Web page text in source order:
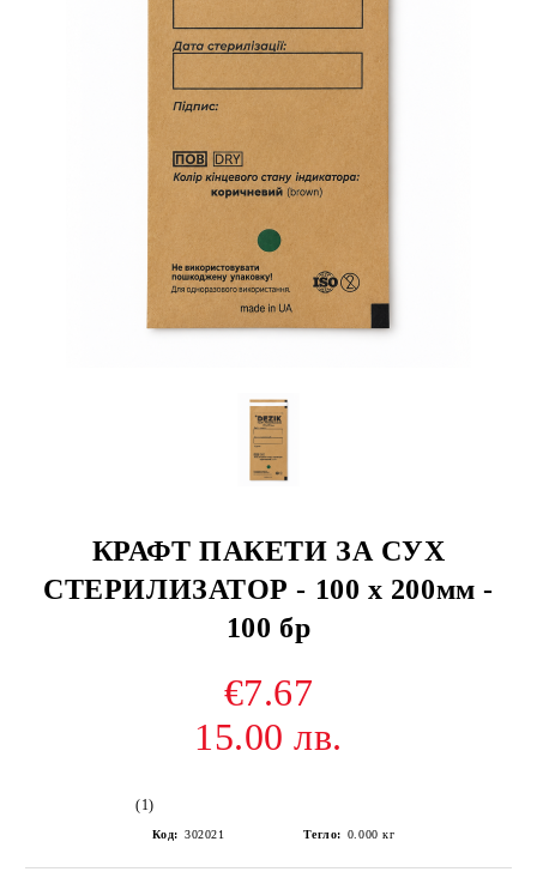
КРАФТ ПАКЕТИ ЗА СУХ
СТЕРИЛИЗАТОР - 100 х 200мм -
100 бр
€7.67
15.00 лв.
(1)
Код: 302021 Тегло: 0.000 кг